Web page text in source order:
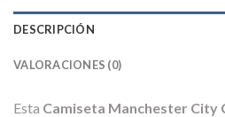
DESCRIPCIÓN
VALORACIONES (0)
Esta Camiseta Manchester City